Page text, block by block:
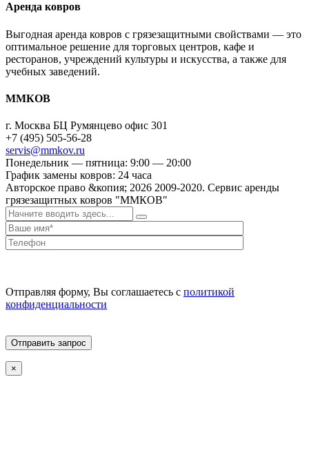
Аренда ковров
Выгодная аренда ковров с грязезащитными свойствами — это
оптимальное решение для торговых центров, кафе и
ресторанов, учреждений культуры и искусства, а также для
учебных заведений.
ММКОВ
г. Москва БЦ Румянцево офис 301
+7 (495) 505-56-28
servis@mmkov.ru
Понедельник — пятница: 9:00 — 20:00
График замены ковров: 24 часа
Авторское право &копия; 2026 2009-2020. Сервис аренды
грязезащитных ковров "ММКОВ"
Отправляя форму, Вы соглашаетесь с политикой
конфиденциальности
Отправить запрос
×